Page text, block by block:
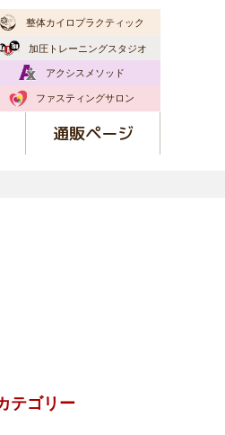
整体カイロプラクティック
加圧トレーニングスタジオ
アクシスメソッド
ファスティングサロン
通販ページ
テゴリー